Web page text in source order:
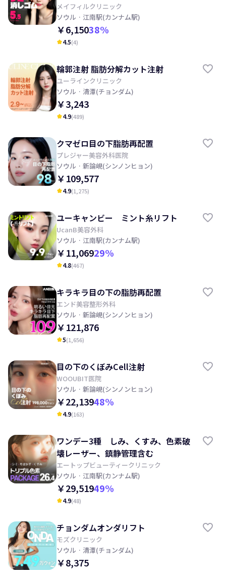
射, レーザートーニング, 目の下, 顔の
クスミ改善の期待
メイフィルクリニック
ソウル · 江南駅(カンナム駅)
￥6,15038%
kid_star4.5(4)
輪郭注射 脂肪分解カット注射
ユーラインクリニック
ソウル · 清潭(チョンダム)
￥3,243
kid_star4.9(489)
クマゼロ目の下脂肪再配置
プレジャー美容外科医院
ソウル · 新論峴(シンノンヒョン)
￥109,577
kid_star4.9(1,275)
ユーキャンビー ミント糸リフト
UcanB美容外科
ソウル · 江南駅(カンナム駅)
￥11,06929%
kid_star4.8(467)
キラキラ目の下の脂肪再配置
エンド美容整形外科
ソウル · 新論峴(シンノンヒョン)
￥121,876
kid_star5(1,656)
目の下のくぼみCell注射
WOOUBIT医院
ソウル · 新論峴(シンノンヒョン)
￥22,13948%
kid_star4.9(163)
ワンデー3種 しみ、くすみ、色素破
壊レーザー、鎮静管理含む
エートップビューティークリニック
ソウル · 江南駅(カンナム駅)
￥29,51949%
kid_star4.9(48)
チョンダムオンダリフト
モズクリニック
ソウル · 清潭(チョンダム)
￥8,375